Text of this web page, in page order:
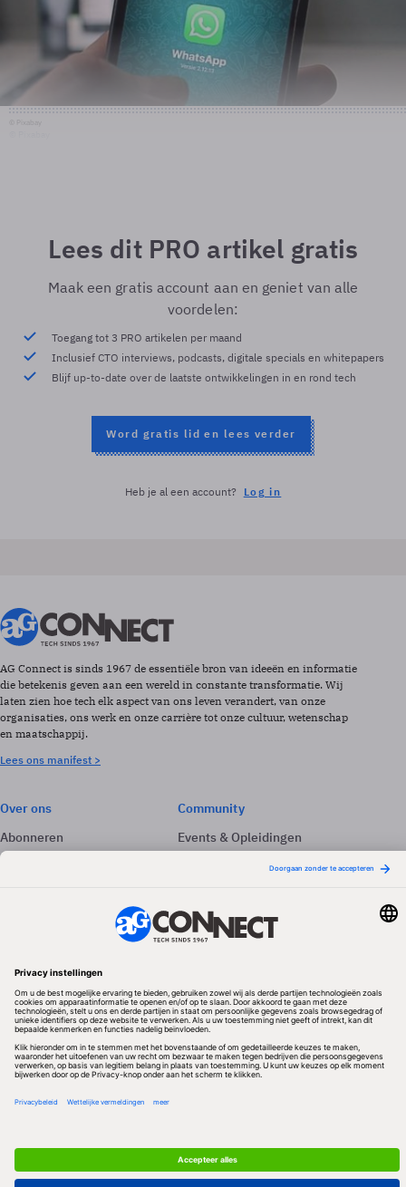
Lees dit PRO artikel gratis
Maak een gratis account aan en geniet van alle
voordelen:
Toegang tot 3 PRO artikelen per maand
Inclusief CTO interviews, podcasts, digitale specials en whitepapers
Blijf up-to-date over de laatste ontwikkelingen in en rond tech
Word gratis lid en lees verder
Heb je al een account? Log in
AG Connect is sinds 1967 de essentiële bron van ideeën en informatie
die betekenis geven aan een wereld in constante transformatie. Wij
laten zien hoe tech elk aspect van ons leven verandert, van onze
organisaties, ons werk en onze carrière tot onze cultuur, wetenschap
en maatschappij.
Lees ons manifest >
Over ons
Abonneren
Adverteren
Community
Events & Opleidingen
Volg ons
Redactionele partner
Algemene Voorwaarden & Copyrights